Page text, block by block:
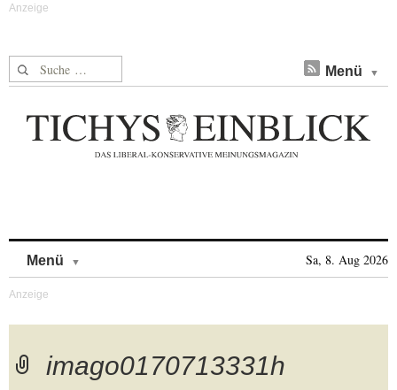
Suche nach: Menü
Menü Sa, 8. Aug 2026
imago0170713331h